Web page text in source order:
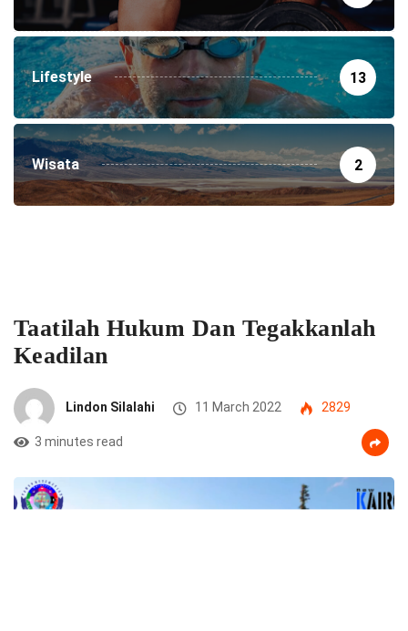
Lifestyle 13
Wisata 2
Taatilah Hukum Dan Tegakkanlah
Keadilan
Lindon Silalahi 11 March 2022 2829
3 minutes read